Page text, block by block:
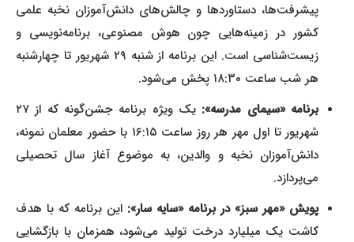
پیشرفت‌ها، دستاوردها و چالش‌های دانش‌آموزان نخبه علمی
کشور در زمینه‌هایی چون هوش مصنوعی، برنامه‌نویسی و
زیست‌شناسی است. این برنامه از شنبه ۲۹ شهریور تا چهارشنبه
هر شب ساعت ۱۸:۳۰ پخش می‌شود.
برنامه «سیمای مدرسه»:
یک ویژه برنامه جشن‌گونه که از ۲۷
شهریور تا اول مهر هر روز ساعت ۱۶:۱۵ با حضور معلمان نمونه،
دانش‌آموزان نخبه و والدین، به موضوع آغاز سال تحصیلی
می‌پردازد.
پویش «مهر سبز» در برنامه «سایه سار»:این برنامه که با هدف
کاشت یک میلیارد درخت تولید می‌شود، همزمان با بازگشایی